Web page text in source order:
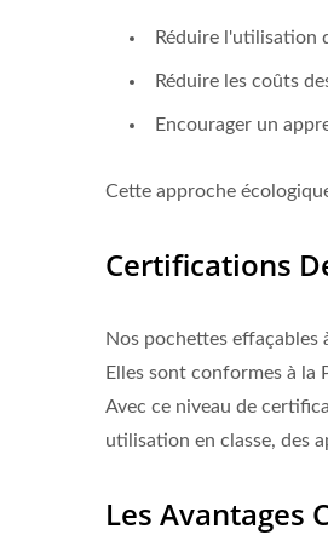
Réduire l'utilisation
Réduire les coûts
Encourager un
Cette approche
Certifications
Nos pochettes
Elles sont conformes à
Avec ce niveau de
utilisation en classe, des
Les Avantages